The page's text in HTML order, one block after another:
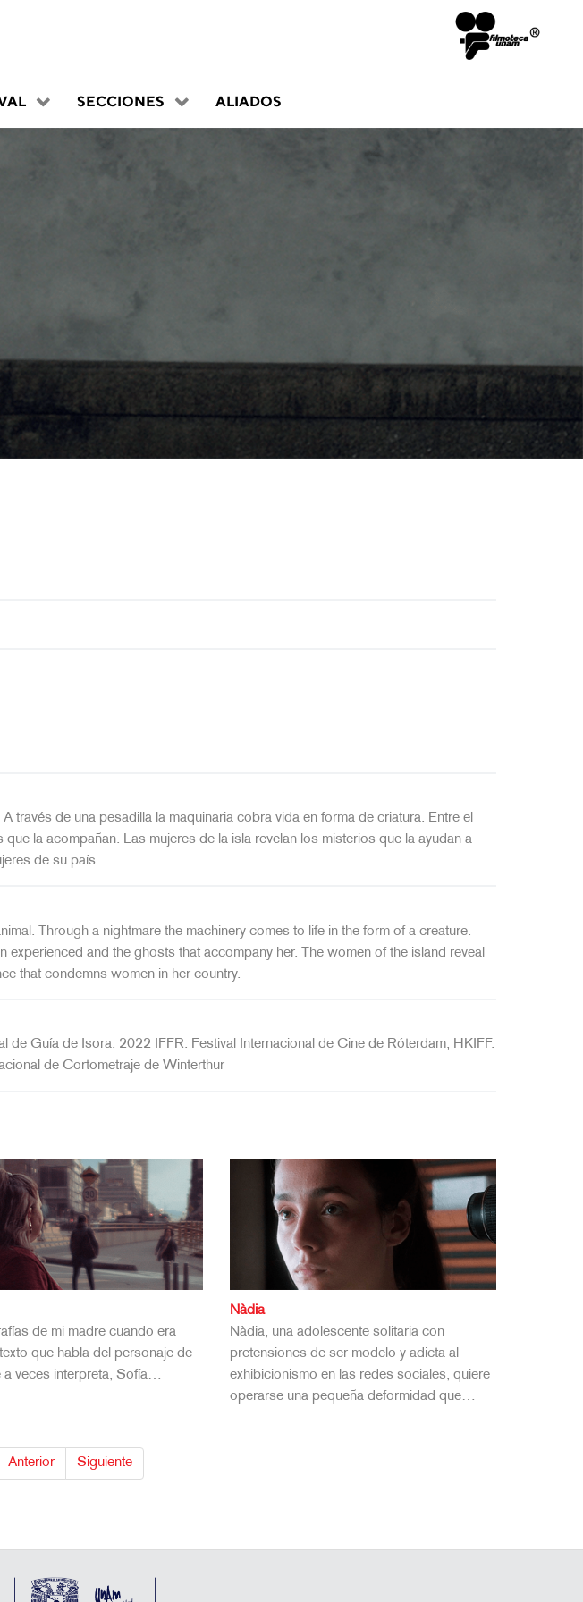
SECCIONES ALIADOS
través de una pesadilla la maquinaria cobra vida en forma de criatura. Entre el
la acompañan. Las mujeres de la isla revelan los misterios que la ayudan a
de su país.
Through a nightmare the machinery comes to life in the form of a creature.
and the ghosts that accompany her. The women of the island reveal
that condemns women in her country.
de Guía de Isora. 2022 IFFR. Festival Internacional de Cine de Róterdam; HKIFF.
de Cortometraje de Winterthur